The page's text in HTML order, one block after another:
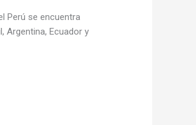
Perú se encuentra
Argentina, Ecuador y